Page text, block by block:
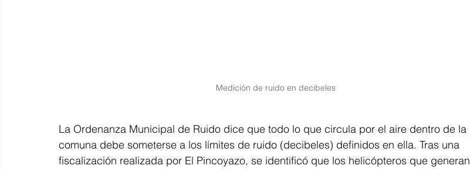
Medición de ruido en decibeles
La Ordenanza Municipal de Ruido dice que todo lo que circula por el aire dentro de la
comuna debe someterse a los límites de ruido (decibeles) definidos en ella. Tras una
fiscalización realizada por El Pincoyazo, se identificó que los helicópteros que generan